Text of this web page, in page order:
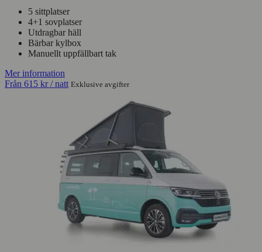
5 sittplatser
4+1 sovplatser
Utdragbar häll
Bärbar kylbox
Manuellt uppfällbart tak
Mer information
Från 615 kr / natt Exklusive avgifter